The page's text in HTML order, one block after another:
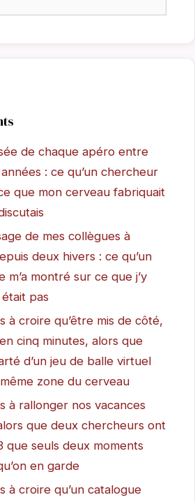
de chaque apéro entre
: ce qu’un chercheur
que mon cerveau fabriquait
de mes collègues à
deux hivers : ce qu’un
m’a montré sur ce que j’y
pas
à croire qu’être mis de côté,
cinq minutes, alors que
d’un jeu de balle virtuel
zone du cerveau
à rallonger nos vacances
que deux chercheurs ont
que seuls deux moments
en garde
à croire qu’un catalogue